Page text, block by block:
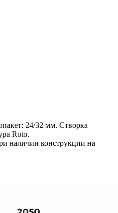
24/32 мм. Cтворка
Roto.
наличии конструкции на